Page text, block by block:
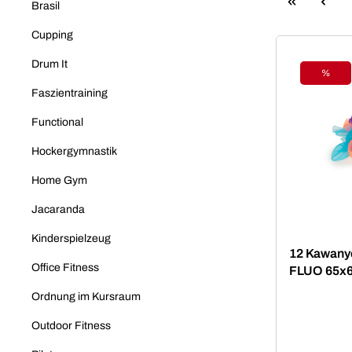
Brasil
Cupping
Drum It
Faszientraining
Functional
Hockergymnastik
Home Gym
Jacaranda
Kinderspielzeug
Office Fitness
Ordnung im Kursraum
Outdoor Fitness
Rabatt
%
12
FLUO